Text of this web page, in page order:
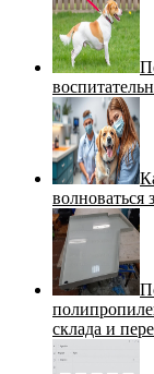
волноваться
склада и